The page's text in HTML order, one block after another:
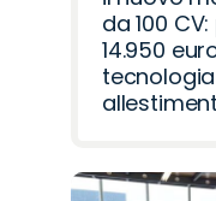
da 100
14.950